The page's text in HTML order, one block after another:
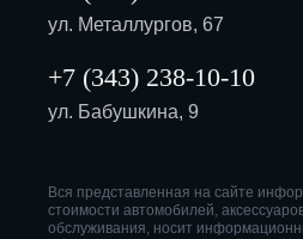
ул. Металлургов, 67
+7 (343) 238-10-10
ул. Бабушкина, 9
Вся представленная на сайте
стоимости автомобилей,
обслуживания, носит